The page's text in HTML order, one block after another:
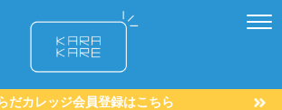
だカレッジ会員登録はこちら